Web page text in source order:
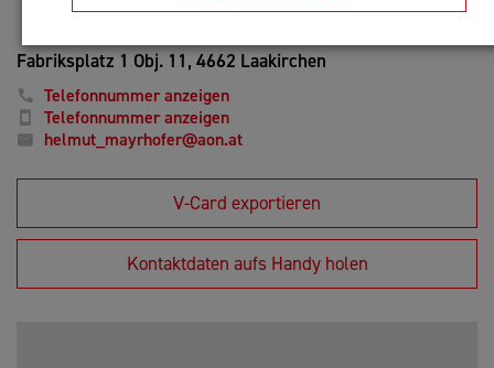
Fabriksplatz 1 Obj. 11, 4662 Laakirchen
Telefonnummer anzeigen
Telefonnummer anzeigen
helmut_mayrhofer@aon.at
V-Card exportieren
Kontaktdaten aufs Handy holen